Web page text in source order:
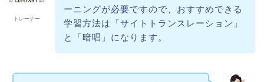
トレーナー
ーニングが必要ですので、おすすめできる
学習方法は「サイトトランスレーション」
と「暗唱」になります。